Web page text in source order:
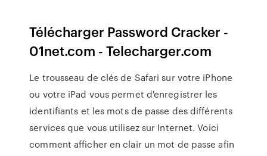
Télécharger Password Cracker -
01net.com - Telecharger.com
Le trousseau de clés de Safari sur votre iPhone
ou votre iPad vous permet d'enregistrer les
identifiants et les mots de passe des différents
services que vous utilisez sur Internet. Voici
comment afficher en clair un mot de passe afin